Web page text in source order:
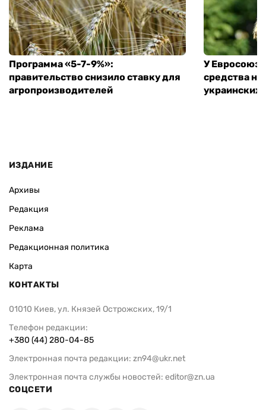
Программа «5-7-9%»:
правительство снизило ставку для
агропроизводителей
У
средства
ИЗДАНИЕ
Архивы
Редакция
Реклама
Редакционная политика
Карта
КОНТАКТЫ
01010 Киев, ул. Князей Острожских, 19/1
Телефон редакции:
+380 (44) 280-04-85
Электронная почта редакции: zn94@ukr.net
Электронная почта службы новостей: editor@zn.ua
СОЦСЕТИ